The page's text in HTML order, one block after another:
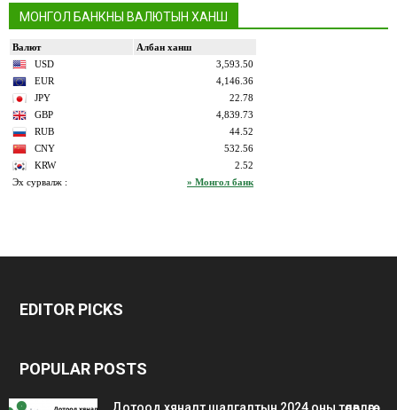
МОНГОЛ БАНКНЫ ВАЛЮТЫН ХАНШ
siteler
EDITOR PICKS
POPULAR POSTS